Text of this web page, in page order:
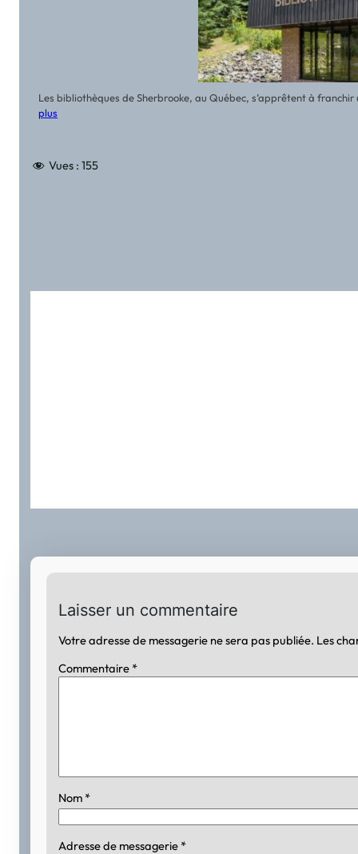
Les bibliothèques de Sherbrooke, au Québec, s’apprêtent à
plus
Vues : 155
Laisser un commentaire
Votre adresse de messagerie ne sera pas publiée. Les
Commentaire *
Nom *
Adresse de messagerie *